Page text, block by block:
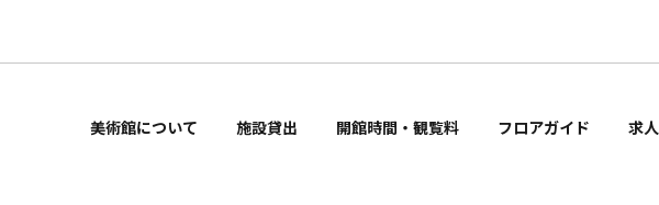
美術館について 施設貸出 開館時間・観覧料 フロアガイド 求人